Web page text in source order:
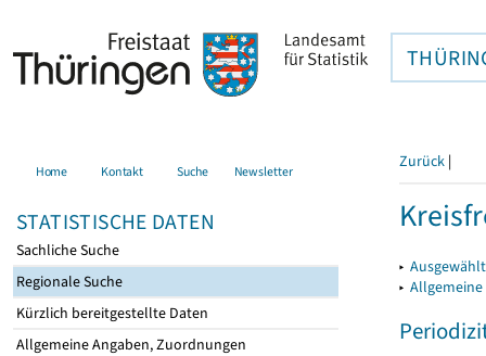
Home Kontakt Suche Newsletter
STATISTISCHE DATEN
Sachliche Suche
Regionale Suche
Kürzlich bereitgestellte Daten
Allgemeine Angaben, Zuordnungen
Zurück |
▸
▸